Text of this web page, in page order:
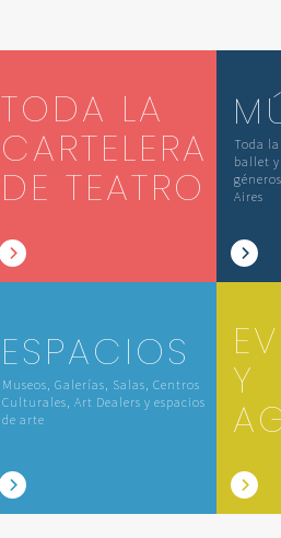
TODA LA
CARTELERA
DE TEATRO
Toda
ballet
Aires
ESPACIOS
Museos, Galerías, Salas, Centros
Culturales, Art Dealers y espacios
de arte
Y